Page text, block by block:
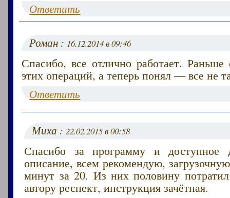
Ответить
Роман : 16.12.2014 в 09:46
Спасибо, все отлично работает. Раньше
этих операций, а теперь понял — все не
Ответить
Миха :22.02.2015 в 00:58
Спасибо за программу и доступное
описание, всем рекомендую,
минут за 20. Из них половину
автору респект, инструкция зачётная.